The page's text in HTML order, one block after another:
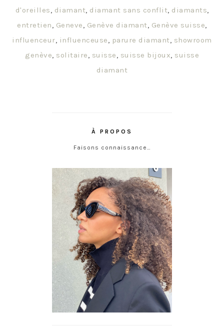
d'oreilles, diamant, diamant sans conflit, diamants,
entretien, Geneve, Genève diamant, Genève suisse,
influenceur, influenceuse, parure diamant, showroom
genève, solitaire, suisse, suisse bijoux, suisse
diamant
À PROPOS
Faisons connaissance…